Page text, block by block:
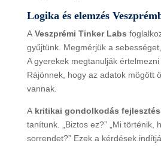
Logika és elemzés
A Veszprémi Tinker Labs
gyűjtünk. Megmérjük a
A gyerekek megtanulják
Rájönnek, hogy az adatok mögött
vannak.
A kritikai gondolkodás
tanítunk. „Biztos ez?” „Mi történik,
sorrendet?” Ezek a kérdések